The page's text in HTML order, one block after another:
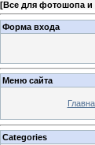
[Все для фотошопа и
Форма входа
Меню сайта
Categories